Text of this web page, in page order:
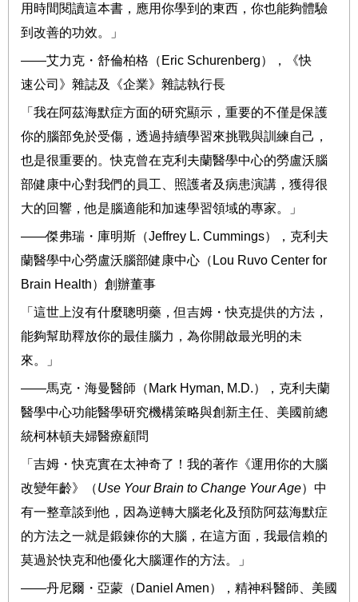
用時間閱讀這本書，應用你學到的東西，你也能夠體驗
到改善的功效。」
――艾力克 ・ 舒倫柏格（ Eric Schurenberg），
《快
速公司》雜誌及《企業》雜誌執行長
「我在阿茲海默症方面的研究顯示，重要的不僅是保護
你的腦部免於受傷，透過持續學習來挑戰與訓練自己，
也是很重要的。快克曾在克利夫蘭醫學中心的勞盧沃腦
部健康中心對我們的員工、照護者及病患演講，獲得很
大的回響，他是腦適能和加速學習領域的專家。」
――傑弗瑞・庫明斯（Jeffrey L. Cummings）， 克利夫
蘭醫學中心勞盧沃腦部健康中心（ Lou Ruvo Center for
Brain Health）創辦董事
「這世上沒有什麼聰明藥，但吉姆・快克提供的方法，
能夠幫助釋放你的最佳腦力，為你開啟最光明的未
來。」
――馬克 ・ 海曼醫師（ Mark Hyman, M.D.）， 克利夫蘭
醫學中心功能醫學研究機構策略與創新主任、 美國前總
統柯林頓夫婦醫療顧問
「吉姆・快克實在太神奇了！我的著作《運用你的大腦
改變年齡》（Use Your Brain to Change Your Age）中
有一整章談到他，因為逆轉大腦老化及預防阿茲海默症
的方法之一就是鍛鍊你的大腦，在這方面，我最信賴的
莫過於快克和他優化大腦運作的方法。」
――丹尼爾・亞蒙（ Daniel Amen），精神科醫師、美國